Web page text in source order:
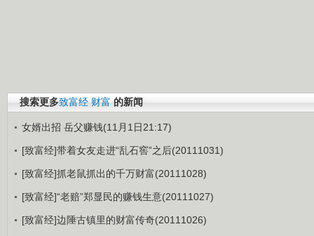
搜索更多致富经 财富 的新闻
女婿出招 岳父赚钱(11月1日21:17)
[致富经]带着女友走进“乱石窖”之后(20111031)
[致富经]抓老鼠抓出的千万财富(20111028)
[致富经]“老赔”郑显民的赚钱生意(20111027)
[致富经]边陲古镇里的财富传奇(20111026)